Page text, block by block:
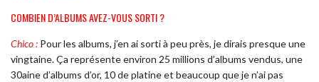
COMBIEN D’ALBUMS AVEZ-VOUS SORTI ?
Chico : Pour les albums, j’en ai sorti à peu près, je dirais presque une
vingtaine. Ça représente environ 25 millions d’albums vendus, une
30aine d’albums d’or, 10 de platine et beaucoup que je n’ai pas